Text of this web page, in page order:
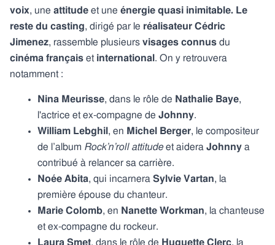
voix, une attitude et une énergie quasi inimitable. Le
reste du casting, dirigé par le réalisateur Cédric
Jimenez, rassemble plusieurs visages connus du
cinéma français et international . On y retrouvera
notamment :
Nina Meurisse, dans le rôle de Nathalie Baye,
l'actrice et ex-compagne de Johnny.
William Lebghil , en Michel Berger, le compositeur
de l’album Rock’n’roll attitudeet aidera Johnny a
contribué à relancer sa carrière.
Noée Abita, qui incarnera Sylvie Vartan, la
première épouse du chanteur.
Marie Colomb, en Nanette Workman, la chanteuse
et ex-compagne du rockeur.
Laura Smet, dans le rôle de Huguette Clerc, la